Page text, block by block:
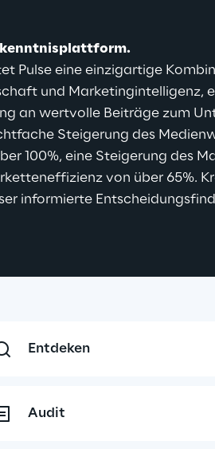
Pulse eine einzigartige
und Marketingintelligenz,
an wertvolle Beiträge zum
Steigerung des
100%, eine Steigerung des
von über 65%.
informierte
Entdeken
Audit